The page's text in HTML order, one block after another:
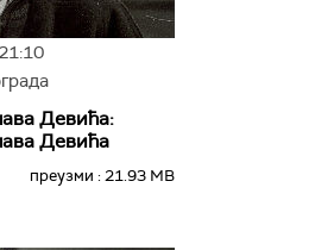
Девића:
Девића
преузми : 21.93 MB